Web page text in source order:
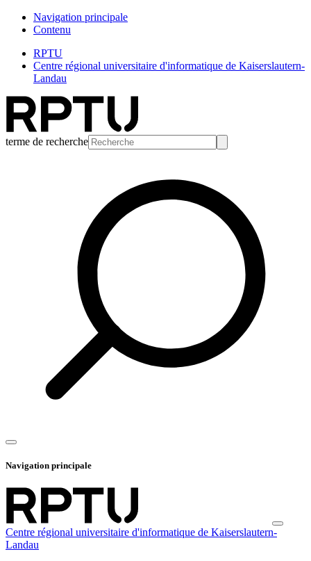
Navigation principale
Contenu
RPTU
Centre régional universitaire d'informatique de Kaiserslautern-
Landau
terme de recherche
Navigation principale
Centre régional universitaire d'informatique de Kaiserslautern-
Landau